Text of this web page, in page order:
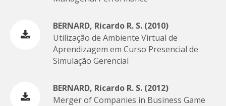
BERNARD, Ricardo R. S. (2010)
Utilização de Ambiente Virtual de
Aprendizagem em Curso Presencial de
Simulação Gerencial
BERNARD, Ricardo R. S. (2012)
Merger of Companies in Business Game